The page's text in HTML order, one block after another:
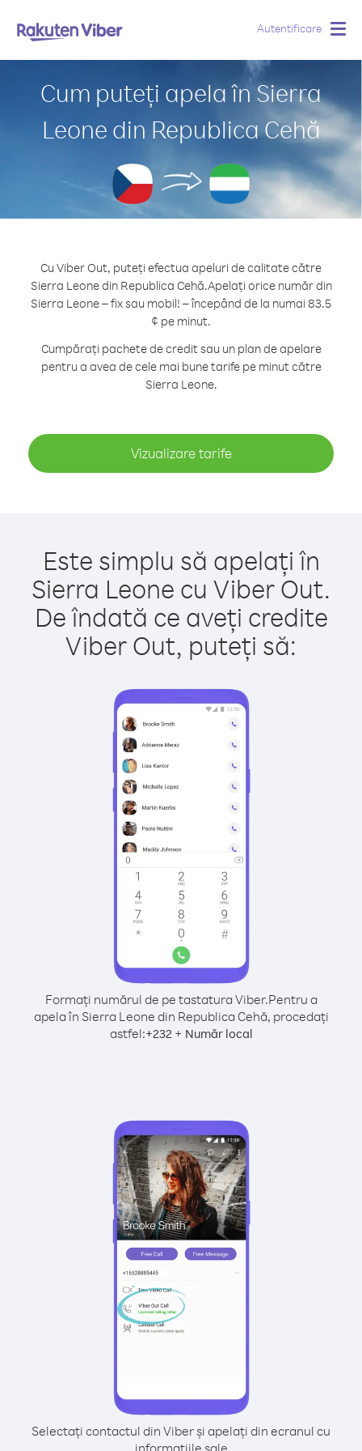
Autentificare
Cum puteți apela în Sierra
Leone din Republica Cehă
Cu Viber Out, puteți efectua apeluri de calitate către
Sierra Leone din Republica Cehă.Apelați orice număr din
Sierra Leone – fix sau mobil! – începând de la numai 83.5
¢ pe minut.
Cumpărați pachete de credit sau un plan de apelare
pentru a avea de cele mai bune tarife pe minut către
Sierra Leone.
Vizualizare tarife
Este simplu să apelați în
Sierra Leone cu Viber Out.
De îndată ce aveți credite
Viber Out, puteți să:
Formați numărul de pe tastatura Viber.Pentru a
apela în Sierra Leone din Republica Cehă, procedați
astfel:+232+ Număr local
Selectați contactul din Viber și apelați din ecranul cu
informațiile sale